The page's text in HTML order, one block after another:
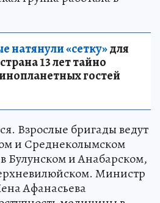
натянули «сетку»для
13 лет тайно
гостей
Взрослые бригады ведут
и Среднеколымском
Булунском и Анабарском,
Министр
Афанасьева